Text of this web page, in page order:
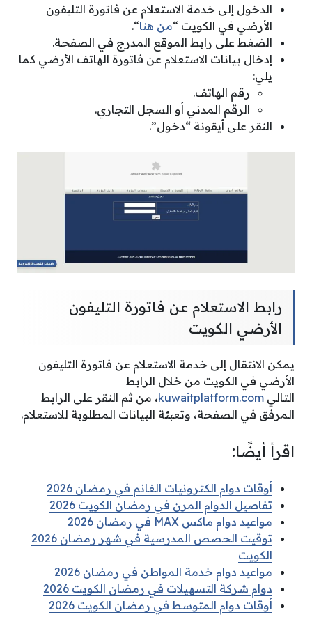
الدخول إلى خدمة الاستعلام عن فاتورة التليفون
الأرضي في الكويت “من هنا“.
الضغط على رابط الموقع المدرج في الصفحة.
إدخال بيانات الاستعلام عن فاتورة الهاتف الأرضي كما
يلي:
رقم الهاتف.
الرقم المدني أو السجل التجاري.
النقر على أيقونة “دخول”.
رابط الاستعلام عن فاتورة التليفون
الأرضي الكويت
يمكن الانتقال إلى خدمة الاستعلام عن فاتورة التليفون
الأرضي في الكويت من خلال الرابط
التالي kuwaitplatform.com، من ثم النقر على الرابط
المرفق في الصفحة، وتعبئة البيانات المطلوبة للاستعلام.
اقرأ أيضًا:
أوقات دوام الكترونيات الغانم في رمضان 2026
تفاصيل الدوام المرن في رمضان الكويت 2026
مواعيد دوام ماكس MAX في رمضان 2026
توقيت الحصص المدرسية في شهر رمضان 2026
الكويت
مواعيد دوام خدمة المواطن في رمضان 2026
دوام شركة التسهيلات في رمضان الكويت 2026
أوقات دوام المتوسط في رمضان الكويت 2026